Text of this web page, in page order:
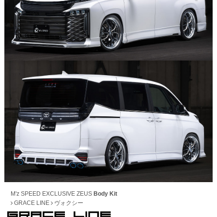
M'z SPEED EXCLUSIVE ZEUS Body Kit
GRACE LINE ヴォクシー